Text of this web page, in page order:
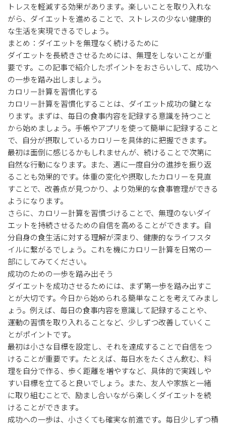
トレスを軽減する効果があります。楽しいことを取り入れな
がら、ダイエットを進めることで、ストレスの少ない健康的
な生活を実現できるでしょう。
まとめ：ダイエットを無理なく続けるために
ダイエットを長続きさせるためには、無理をしないことが重
要です。この記事で紹介したポイントをおさらいして、成功へ
の一歩を踏み出しましょう。
カロリー計算を習慣化する
カロリー計算を習慣化することは、ダイエット成功の鍵とな
ります。まずは、毎日の食事内容を記録する意識を持つこと
から始めましょう。手帳やアプリを使って簡単に記録すること
で、自分が摂取しているカロリーを具体的に把握できます。
最初は面倒に感じるかもしれませんが、続けることで次第に
自然な行動になります。また、週に一度自分の進捗を振り返
ることも効果的です。体重の変化や摂取したカロリーを見直
すことで、改善点が見つかり、より効果的な食事管理ができる
ようになります。
さらに、カロリー計算を習慣づけることで、無理のないダイ
エットを持続させるための自信を高めることができます。自
分自身の食生活に対する理解が深まり、健康的なライフスタ
イルに繋がるでしょう。これを機にカロリー計算を日常の一
部にしてみてください。
成功のための一歩を踏み出そう
ダイエットを成功させるためには、まず第一歩を踏み出すこ
とが大切です。今日から始められる簡単なことを考えてみまし
ょう。例えば、毎日の食事内容を意識して記録することや、
運動の習慣を取り入れることなど、少しずつ改善していくこ
とがポイントです。
最初は小さな目標を設定し、それを達成することで自信をつ
けることが重要です。たとえば、毎日水をたくさん飲む、料
理を自分で作る、歩く距離を増やすなど、具体的で実践しや
すい目標を立てると良いでしょう。また、友人や家族と一緒
に取り組むことで、励まし合いながら楽しくダイエットを続
けることができます。
成功への一歩は、小さくても確実な前進です。毎日少しずつ積